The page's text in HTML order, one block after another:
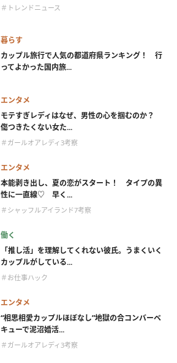
＃トレンドニュース
暮らす
カップル旅行で人気の都道府県ランキング！ 行
ってよかった国内旅...
エンタメ
モテすぎレディはなぜ、男性の心を掴むのか？
傷つきたくない女た...
＃ガールオアレディ3考察
エンタメ
本能剥き出し、夏の恋がスタート！ タイプの異
性に一直線♡ 早く...
＃シャッフルアイランド7考察
働く
「推し活」を理解してくれない彼氏。うまくいく
カップルがしている...
＃お仕事ハック
エンタメ
“相思相愛カップルほぼなし”地獄の合コンバーベ
キューで泥沼婚活...
＃ガールオアレディ3考察